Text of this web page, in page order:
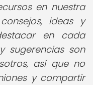
en nuestra
ideas y
en cada
sugerencias son
así que no
y compartir